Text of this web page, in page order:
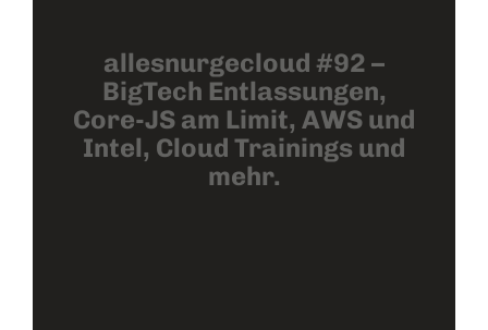
allesnurgecloud #92 –
BigTech Entlassungen,
Core-JS am Limit, AWS und
Intel, Cloud Trainings und
mehr.